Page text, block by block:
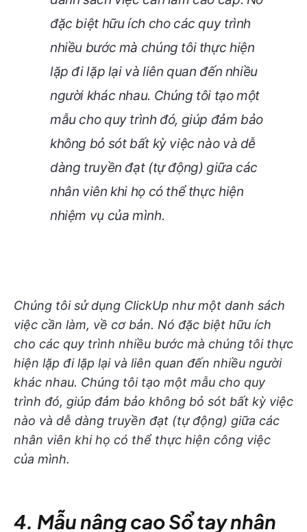
đặc biệt hữu ích cho các quy trình
nhiều bước mà chúng tôi thực hiện
lặp đi lặp lại và liên quan đến nhiều
người khác nhau. Chúng tôi tạo một
mẫu cho quy trình đó, giúp đảm bảo
không bỏ sót bất kỳ việc nào và dễ
dàng truyền đạt (tự động) giữa các
nhân viên khi họ có thể thực hiện
nhiệm vụ của mình.
Chúng tôi sử dụng ClickUp như một danh sách
việc cần làm, về cơ bản. Nó đặc biệt hữu ích
cho các quy trình nhiều bước mà chúng tôi thực
hiện lặp đi lặp lại và liên quan đến nhiều người
khác nhau. Chúng tôi tạo một mẫu cho quy
trình đó, giúp đảm bảo không bỏ sót bất kỳ việc
nào và dễ dàng truyền đạt (tự động) giữa các
nhân viên khi họ có thể thực hiện công việc
của mình.
4. Mẫu nâng cao Sổ tay nhân